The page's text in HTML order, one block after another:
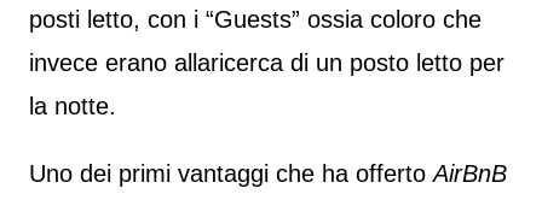
posti letto, con i “Guests” ossia coloro che
invece erano allaricerca di un posto letto per
la notte.
Uno dei primi vantaggi che ha offertoAirBnB